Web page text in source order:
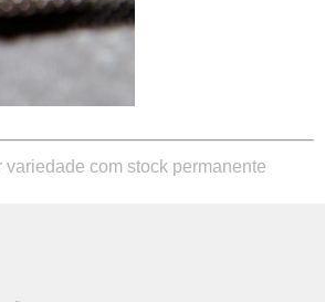
variedade com stock permanente